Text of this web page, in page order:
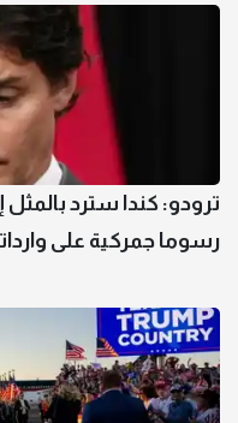
ترودو: كندا سترد بالمثل
رسوما جمركية على